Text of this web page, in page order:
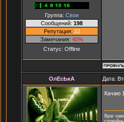
Группа: Свои
Сообщений: 198
Репутация: 22
Замечания: 40%
Статус: Offline
ОлЕсЬкА Дата:
Качаю
Враг